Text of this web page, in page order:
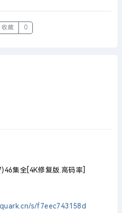
收藏 0
集全[4K修复版.高码率]
s/f7eec743158d